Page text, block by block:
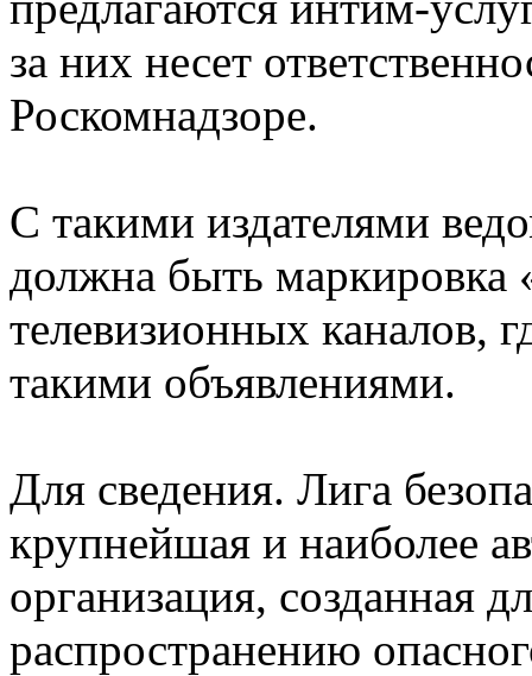
за них несет
Роскомнадзоре.
С такими издателями
должна быть маркировка
телевизионных каналов,
такими объявлениями.
Для сведения. Лига
крупнейшая и наиболее
организация, созданная
распространению